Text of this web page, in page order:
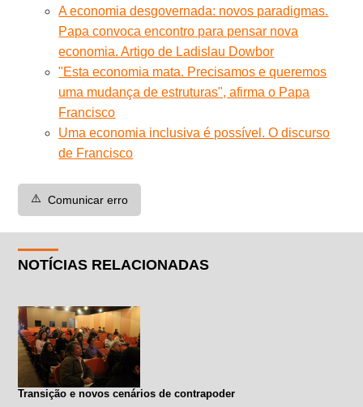
A economia desgovernada: novos paradigmas.
Papa convoca encontro para pensar nova
economia. Artigo de Ladislau Dowbor
"Esta economia mata. Precisamos e queremos
uma mudança de estruturas", afirma o Papa
Francisco
Uma economia inclusiva é possível. O discurso
de Francisco
⚠️ Comunicar erro
NOTÍCIAS RELACIONADAS
Transição e novos cenários de contrapoder